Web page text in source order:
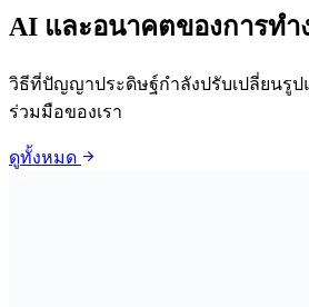
AI และอนาคตของการทำ
วิธีที่ปัญญาประดิษฐ์กำลังปรับเปลี่ยนรูป
ร่วมมือของเรา
ดูทั้งหมด arrow_forward